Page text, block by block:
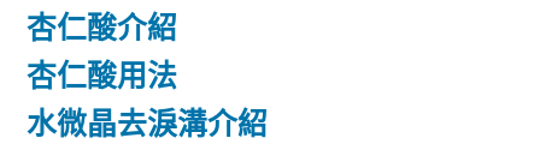
杏仁酸介紹
杏仁酸用法
水微晶去淚溝介紹